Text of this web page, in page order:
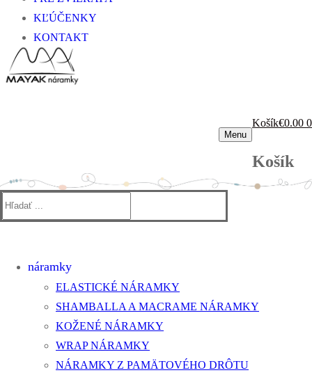
KĽÚČENKY
KONTAKT
Menu
Košík€0.00 0
Košík
Hľadať:
náramky
ELASTICKÉ NÁRAMKY
SHAMBALLA A MACRAME NÁRAMKY
KOŽENÉ NÁRAMKY
WRAP NÁRAMKY
NÁRAMKY Z PAMÄTOVÉHO DRÔTU